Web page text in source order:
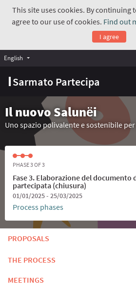
This site uses cookies. By continuing
agree to our use of cookies. Find out
I agree
Sarmato Partecipa
English Choose language
Il nuovo Salunёi
Uno spazio polivalente e sostenibile
PHASE 3 OF 3
Fase 3. Elaborazione del documento
partecipata (chiusura)
01/01/2025 - 25/03/2025
Process phases
PROPOSALS
THE PROCESS
MEETINGS